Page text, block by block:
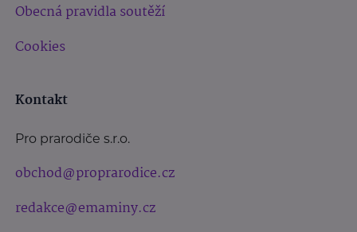
Obecná pravidla soutěží
Cookies
Kontakt
Pro prarodiče s.r.o.
obchod@proprarodice.cz
redakce@emaminy.cz